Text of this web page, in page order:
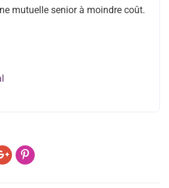
mutuelle senior à moindre coût.